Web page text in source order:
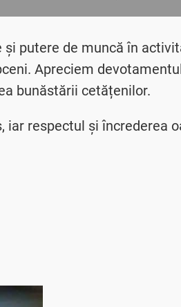
și putere de muncă în
Apreciem
bunăstării cetățenilor.
respectul și încrederea